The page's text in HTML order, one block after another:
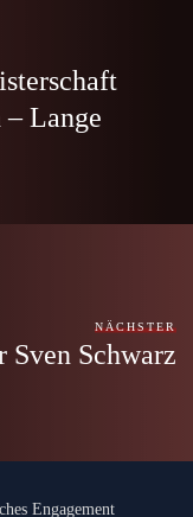
Lange
NÄCHSTER
Sven Schwarz